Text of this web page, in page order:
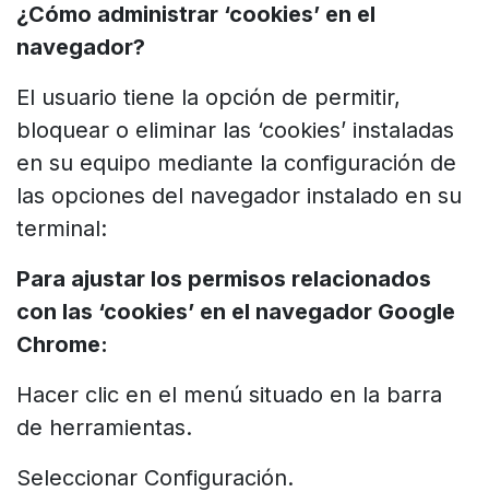
¿Cómo administrar ‘cookies’ en el
navegador?
El usuario tiene la opción de permitir,
bloquear o eliminar las ‘cookies’ instaladas
en su equipo mediante la configuración de
las opciones del navegador instalado en su
terminal:
Para ajustar los permisos relacionados
con las ‘cookies’ en el navegador Google
Chrome:
Hacer clic en el menú situado en la barra
de herramientas.
Seleccionar Configuración.